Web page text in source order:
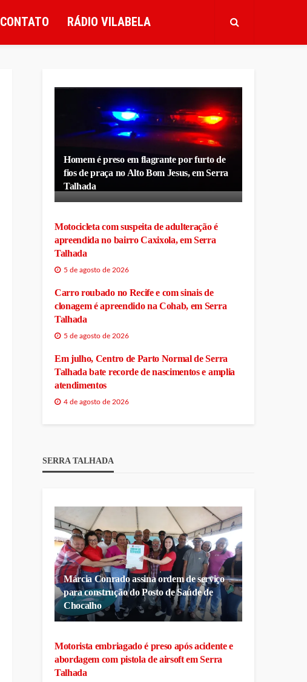
CONTATO RÁDIO VILABELA
Homem é preso em flagrante por furto de
fios de praça no Alto Bom Jesus, em Serra
Talhada
Motocicleta com suspeita de adulteração é
apreendida no bairro Caxixola, em Serra
Talhada
5 de agosto de 2026
Carro roubado no Recife e com sinais de
clonagem é apreendido na Cohab, em Serra
Talhada
5 de agosto de 2026
Em julho, Centro de Parto Normal de Serra
Talhada bate recorde de nascimentos e amplia
atendimentos
4 de agosto de 2026
SERRA TALHADA
Márcia Conrado assina ordem de serviço
para construção do Posto de Saúde de
Chocalho
Motorista embriagado é preso após acidente e
abordagem com pistola de airsoft em Serra
Talhada